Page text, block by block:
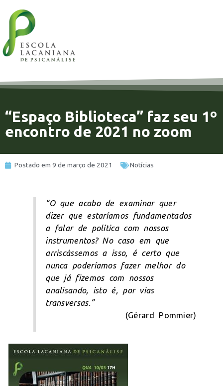
“Espaço Biblioteca” faz seu 1º
encontro de 2021 no zoom
Postado em 9 de março de 2021 Notícias
“O que acabo de examinar quer
dizer que estaríamos fundamentados
a falar de política com nossos
instrumentos? No caso em que
arriscássemos a isso, é certo que
nunca poderíamos fazer melhor do
que já fizemos com nossos
analisando, isto é, por vias
transversas.”
(Gérard Pommier)